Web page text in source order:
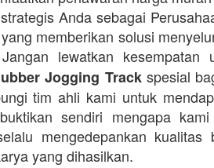
Anda sebagai
memberikan solusi
lewatkan kesempatan
Jogging Trackspesial
tim ahli kami untuk
sendiri mengapa
mengedepankan kualitas
yang dihasilkan.